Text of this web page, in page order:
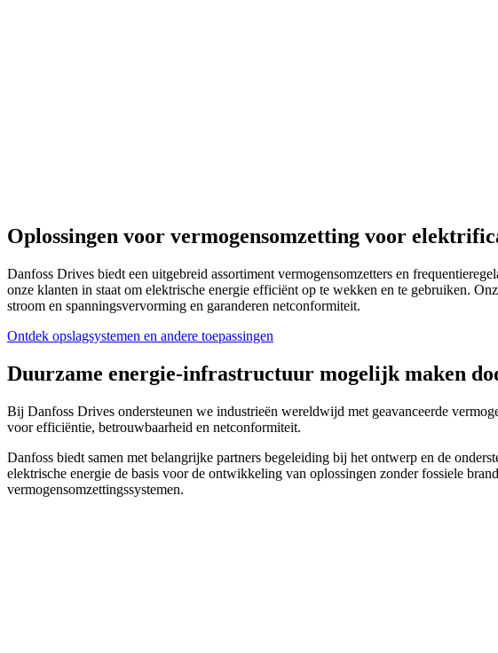
Oplossingen voor vermogensomzetting voor
Danfoss Drives biedt een uitgebreid assortiment vermogensomzetters en
onze klanten in staat om elektrische energie efficiënt op te wekken en te gebruiken.
stroom en spanningsvervorming en garanderen netconformiteit.
Ontdek opslagsystemen en andere toepassingen
Duurzame energie-infrastructuur mogelijk maken
Bij Danfoss Drives ondersteunen we industrieën wereldwijd met geavanceerde
voor efficiëntie, betrouwbaarheid en netconformiteit.
Danfoss biedt samen met belangrijke partners begeleiding bij het ontwerp en de
elektrische energie de basis voor de ontwikkeling van oplossingen zonder fossiele
vermogensomzettingssystemen.